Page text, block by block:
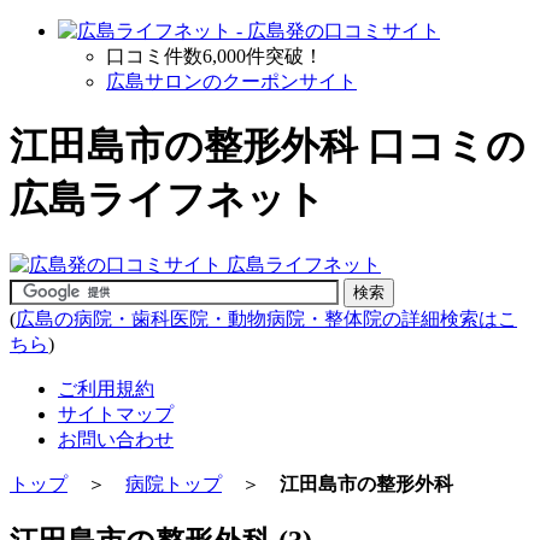
口コミ件数6,000件突破！
広島サロンのクーポンサイト
江田島市の整形外科 口コミの
広島ライフネット
(広島の病院・歯科医院・動物病院・整体院の詳細検索はこ
ちら)
ご利用規約
サイトマップ
お問い合わせ
トップ＞ 病院トップ＞ 江田島市の整形外科